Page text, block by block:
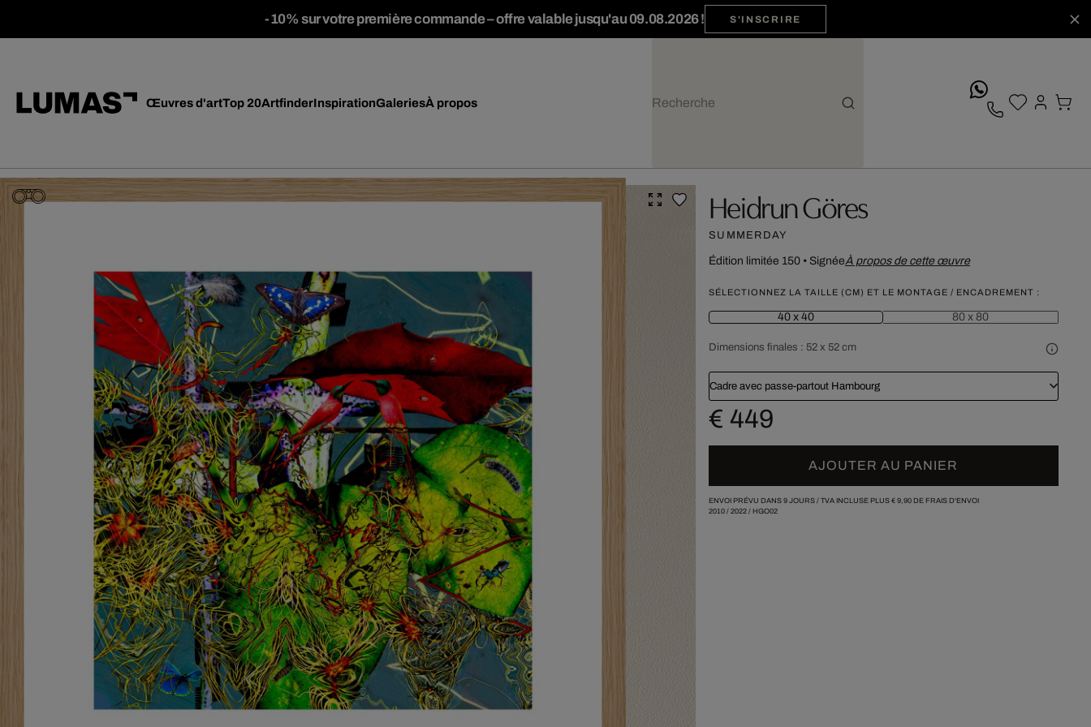
-10% sur votre première commande – offre valable jusqu'au 09.08.2026 ! S'INSCRIRE
Œuvres d'artTop 20ArtfinderInspirationGaleriesÀ propos
Heidrun Göres
SUMMERDAY
Édition limitée 150• SignéeÀ propos de cette œuvre
SÉLECTIONNEZ LA TAILLE (CM) ET LE MONTAGE / ENCADREMENT :
40 x 40 80 x 80
Dimensions finales : 52 x 52 cm
Cadre avec passe-partout Hambourg
€ 449
AJOUTER AU PANIER
ENVOI PRÉVU DANS 9 JOURS / TVA INCLUSE PLUS € 9,90DE FRAIS D'ENVOI
2010/ 2022/ HGO02